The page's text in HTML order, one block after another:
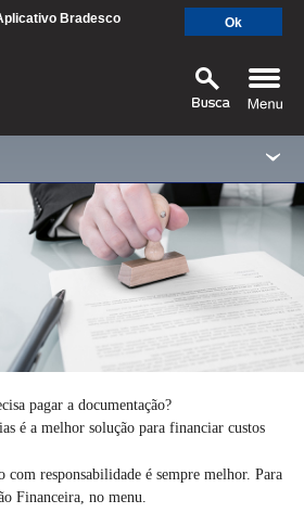
SUAS BUSCAS RECENTES
pagar a documentação?
é a melhor solução para financiar custos
com responsabilidade é sempre melhor. Para
Financeira, no menu.
Bradesco Ok